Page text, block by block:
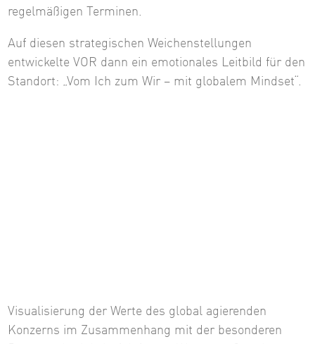
regelmäßigen Terminen.
Auf diesen strategischen Weichenstellungen
entwickelte VOR dann ein emotionales Leitbild für den
Standort: „Vom Ich zum Wir – mit globalem Mindset“.
Visualisierung der Werte des global agierenden
Konzerns im Zusammenhang mit der besonderen